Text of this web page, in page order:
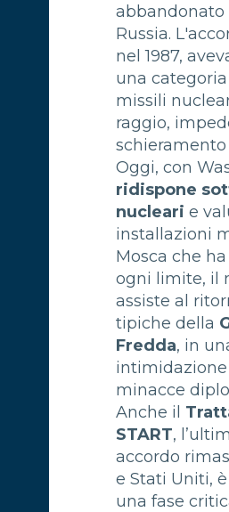
abbandonato
Russia.
nel 1987,
una
missili
raggio,
Oggi, con
ridispone
nucleari e
installazioni
Mosca che
ogni limite, il
assiste al
tipiche della
Fredda, in
minacce
Anche il
START,
accordo
e Stati Uniti,
una fase